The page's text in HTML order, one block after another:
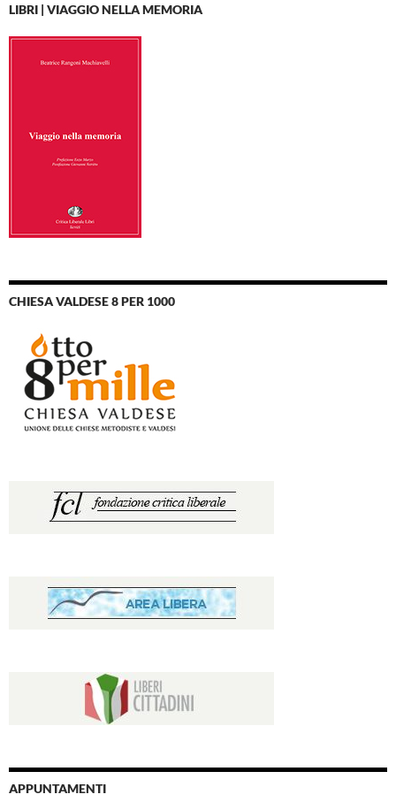
LIBRI | VIAGGIO NELLA MEMORIA
CHIESA VALDESE 8 PER 1000
APPUNTAMENTI